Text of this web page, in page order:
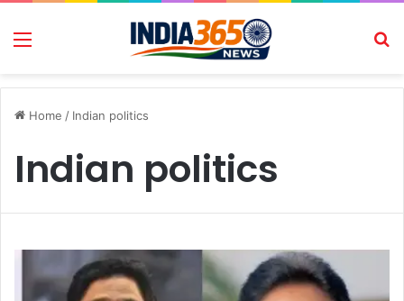
Menu
Home / Indian politics
Indian politics